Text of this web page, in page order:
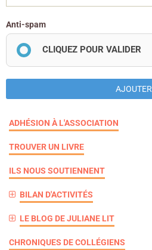
Anti-spam
CLIQUEZ POUR VALIDER
AJOUTER
ADHÉSION À L'ASSOCIATION
TROUVER UN LIVRE
ILS NOUS SOUTIENNENT
BILAN D'ACTIVITÉS
LE BLOG DE JULIANE LIT
CHRONIQUES DE COLLÉGIENS